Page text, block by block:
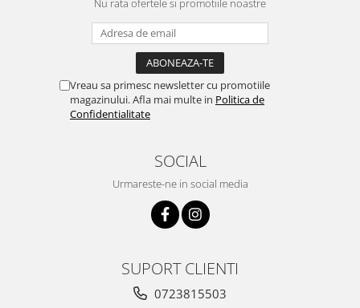
Nu rata ofertele si promotiile noastre
Vreau sa primesc newsletter cu promotiile
magazinului. Afla mai multe in Politica de
Confidentialitate
SOCIAL
Urmareste-ne in social media
SUPORT CLIENTI
0723815503